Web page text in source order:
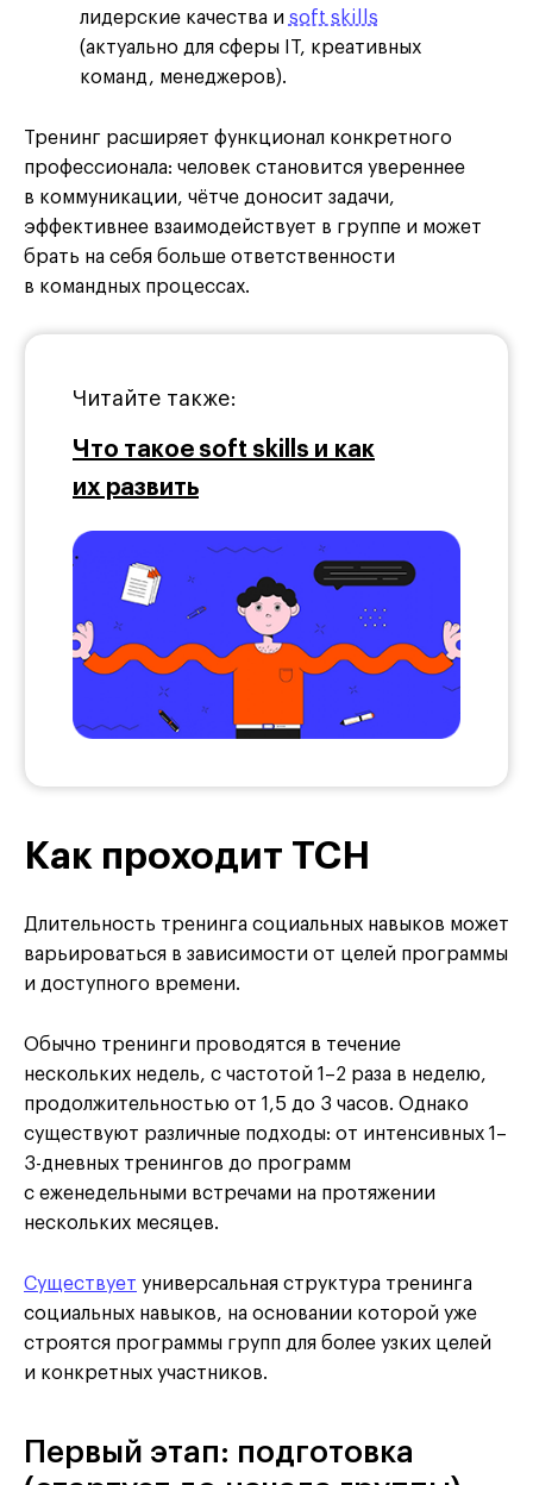
лидерские качества и soft skills
(актуально для сферы IT, креативных
команд, менеджеров).
Тренинг расширяет функционал конкретного
профессионала: человек становится увереннее
в коммуникации, чётче доносит задачи,
эффективнее взаимодействует в группе и может
брать на себя больше ответственности
в командных процессах.
Читайте также:
Что такое soft skills и как
их развить
Как проходит ТСН
​Длительность тренинга социальных навыков может
варьироваться в зависимости от целей программы
и доступного времени.
Обычно тренинги проводятся в течение
нескольких недель, с частотой 1–2 раза в неделю,
продолжительностью от 1,5 до 3 часов. Однако
существуют различные подходы: от интенсивных 1–
3-дневных тренингов до программ
с еженедельными встречами на протяжении
нескольких месяцев.
Существует универсальная структура тренинга
социальных навыков, на основании которой уже
строятся программы групп для более узких целей
и конкретных участников.
Первый этап: подготовка